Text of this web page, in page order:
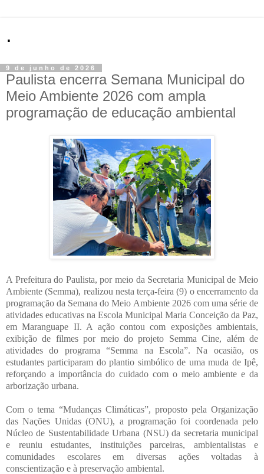
.
9 de junho de 2026
Paulista encerra Semana Municipal do
Meio Ambiente 2026 com ampla
programação de educação ambiental
A Prefeitura do Paulista, por meio da Secretaria Municipal de Meio
Ambiente (Semma), realizou nesta terça-feira (9) o encerramento da
programação da Semana do Meio Ambiente 2026 com uma série de
atividades educativas na Escola Municipal Maria Conceição da Paz,
em Maranguape II. A ação contou com exposições ambientais,
exibição de filmes por meio do projeto Semma Cine, além de
atividades do programa “Semma na Escola”. Na ocasião, os
estudantes participaram do plantio simbólico de uma muda de Ipê,
reforçando a importância do cuidado com o meio ambiente e da
arborização urbana.
Com o tema “Mudanças Climáticas”, proposto pela Organização
das Nações Unidas (ONU), a programação foi coordenada pelo
Núcleo de Sustentabilidade Urbana (NSU) da secretaria municipal
e reuniu estudantes, instituições parceiras, ambientalistas e
comunidades escolares em diversas ações voltadas à
conscientização e à preservação ambiental.